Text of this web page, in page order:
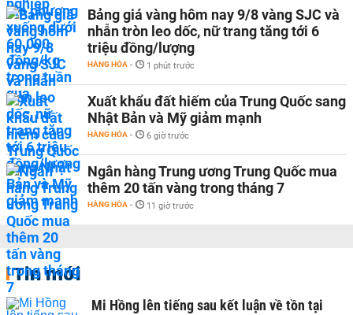
Bảng giá vàng hôm nay 9/8 vàng SJC và
nhẫn tròn leo dốc, nữ trang tăng tới 6
triệu đồng/lượng
HÀNG HÓA - 1 phút trước
Xuất khẩu đất hiếm của Trung Quốc sang
Nhật Bản và Mỹ giảm mạnh
HÀNG HÓA - 6 giờ trước
Ngân hàng Trung ương Trung Quốc mua
thêm 20 tấn vàng trong tháng 7
HÀNG HÓA - 11 giờ trước
Tin mới
Mi Hồng lên tiếng sau kết luận về tồn tại